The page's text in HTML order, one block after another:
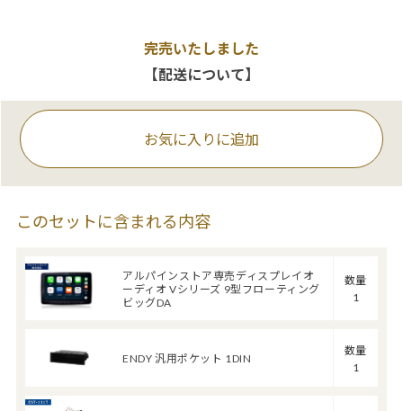
完売いたしました
【配送について】
お気に入りに追加
このセットに含まれる内容
アルパインストア専売ディスプレイオ
ーディオ Vシリーズ 9型フローティング
ビッグDA
数量
1
ENDY 汎用ポケット 1DIN
数量
1